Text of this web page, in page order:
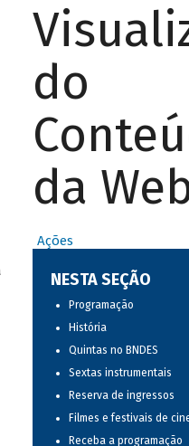
do
da
Ações
NESTA SEÇÃO
Programação
História
Quintas no BNDES
Sextas instrumentais
Reserva de ingressos
Filmes e festivais de
Receba a programação